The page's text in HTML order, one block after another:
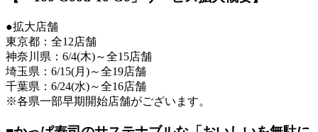
●拡大店舗
東京都：全12店舗
神奈川県：6/4(木)～全15店舗
埼玉県：6/15(月)～全19店舗
千葉県：6/24(水)～全16店舗
※各県一部早期開始店舗がございます。